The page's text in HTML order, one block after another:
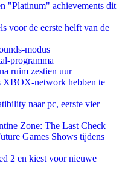
"Platinum" achievements dit
voor de eerste helft van de
modus
programma
ruim zestien uur
XBOX-network hebben te
naar pc, eerste vier
Zone: The Last Check
Games Shows tijdens
2 en kiest voor nieuwe